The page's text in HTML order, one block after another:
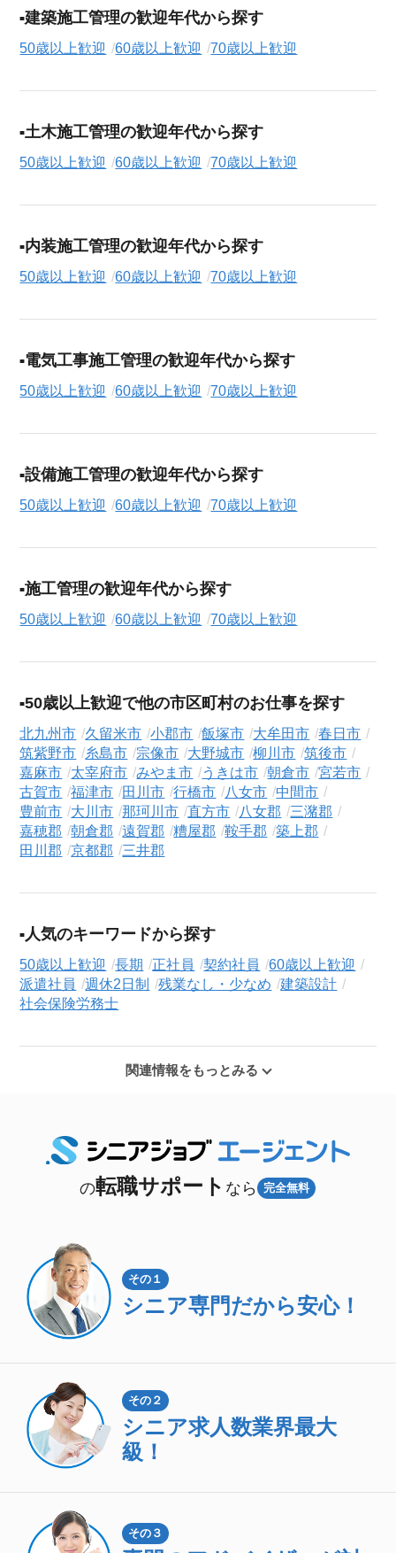
建築施工管理の歓迎年代から探す
50歳以上歓迎 60歳以上歓迎 70歳以上歓迎
土木施工管理の歓迎年代から探す
50歳以上歓迎 60歳以上歓迎 70歳以上歓迎
内装施工管理の歓迎年代から探す
50歳以上歓迎 60歳以上歓迎 70歳以上歓迎
電気工事施工管理の歓迎年代から探す
50歳以上歓迎 60歳以上歓迎 70歳以上歓迎
設備施工管理の歓迎年代から探す
50歳以上歓迎 60歳以上歓迎 70歳以上歓迎
施工管理の歓迎年代から探す
50歳以上歓迎 60歳以上歓迎 70歳以上歓迎
50歳以上歓迎で他の市区町村のお仕事を探す
北九州市 久留米市 小郡市 飯塚市 大牟田市
春日市
筑紫野市
糸島市 宗像市 大野城市 柳川市
筑後市
嘉麻市
太宰府市 みやま市 うきは市 朝倉市
宮若市
古賀市
福津市 田川市 行橋市 八女市
中間市
豊前市
大川市 那珂川市 直方市 八女郡
三潴郡
嘉穂郡
朝倉郡 遠賀郡 糟屋郡 鞍手郡
築上郡
田川郡
京都郡 三井郡
人気のキーワードから探す
50歳以上歓迎 長期 正社員 契約社員
60歳以上歓迎
派遣社員
週休2日制 残業なし・少なめ
建築設計
社会保険労務士
関連情報をもっとみる
の転職サポート なら 完全無料
その１
シニア専門だから安心！
その２
シニア求人数業界最大
級！
その３